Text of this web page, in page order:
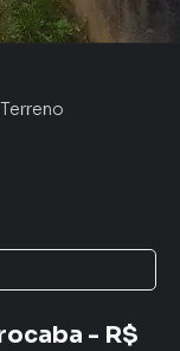
Terreno
- R$